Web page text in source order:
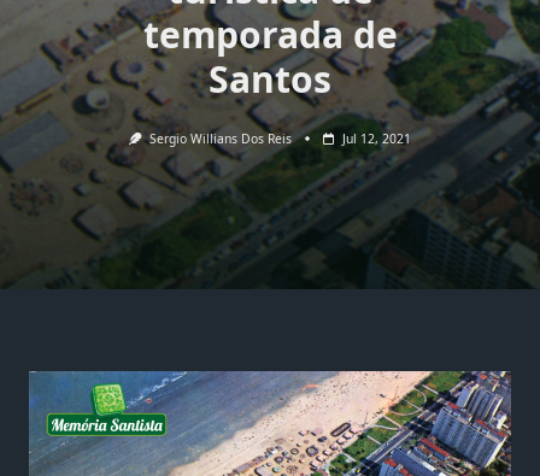
temporada de
Santos
Sergio Willians Dos Reis Jul 12, 2021